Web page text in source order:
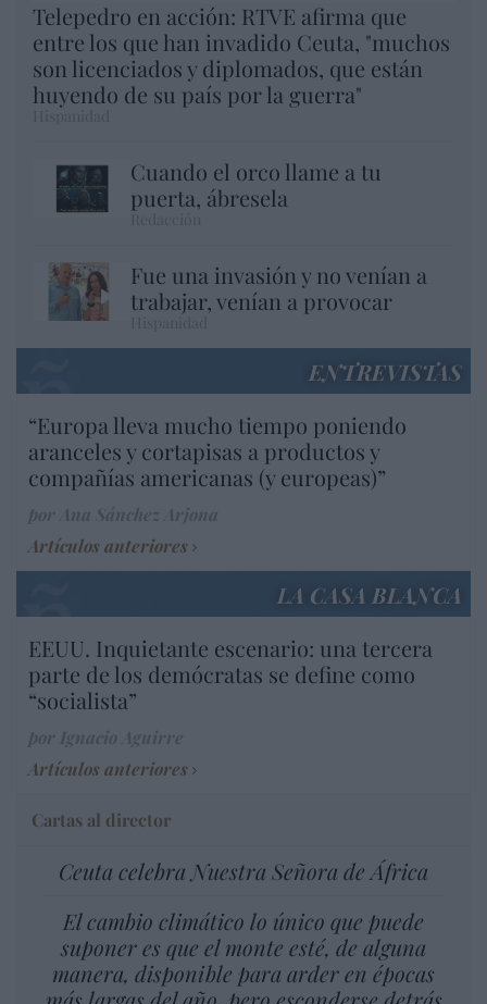
Telepedro en acción: RTVE afirma que
entre los que han invadido Ceuta, "muchos
son licenciados y diplomados, que están
huyendo de su país por la guerra"
Cuando el orco llame a tu
puerta, ábresela
Fue una invasión y no venían a
trabajar, venían a provocar
ENTREVISTAS
“Europa lleva mucho tiempo poniendo
aranceles y cortapisas a productos y
compañías americanas (y europeas)”
Artículos anteriores
LA CASA BLANCA
EEUU. Inquietante escenario: una tercera
parte de los demócratas se define como
“socialista”
Artículos anteriores
Cartas al director
Ceuta celebra Nuestra Señora de África
El cambio climático lo único que puede
suponer es que el monte esté, de alguna
manera, disponible para arder en épocas